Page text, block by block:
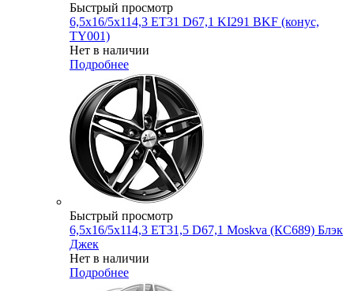
Быстрый просмотр
6,5x16/5x114,3 ET31 D67,1 KI291 BKF (конус,
TY001)
Нет в наличии
Подробнее
Быстрый просмотр
6,5x16/5x114,3 ET31,5 D67,1 Moskva (КС689) Блэк
Джек
Нет в наличии
Подробнее